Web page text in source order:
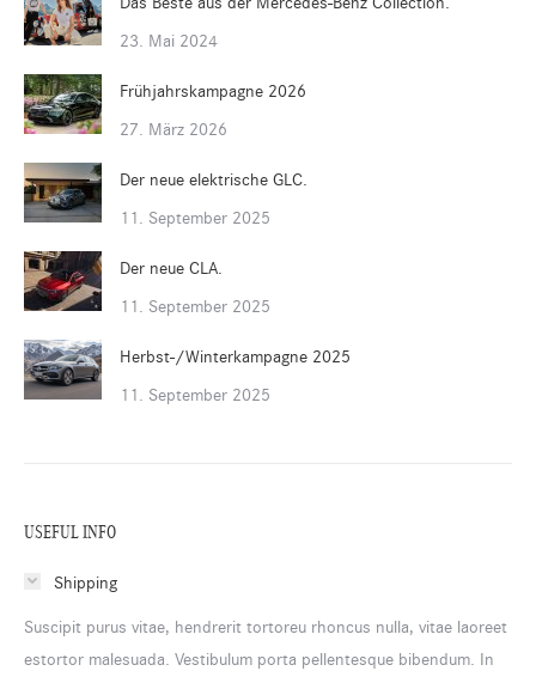
23. Mai 2024
Frühjahrskampagne 2026
27. März 2026
Der neue elektrische GLC.
11. September 2025
Der neue CLA.
11. September 2025
Herbst-/Winterkampagne 2025
11. September 2025
USEFUL INFO
Shipping
Suscipit purus vitae, hendrerit tortoreu rhoncus nulla, vitae laoreet
estortor malesuada. Vestibulum porta pellentesque bibendum. In